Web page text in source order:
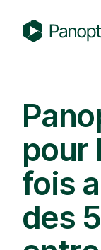
o
p
o
pour
fois
des